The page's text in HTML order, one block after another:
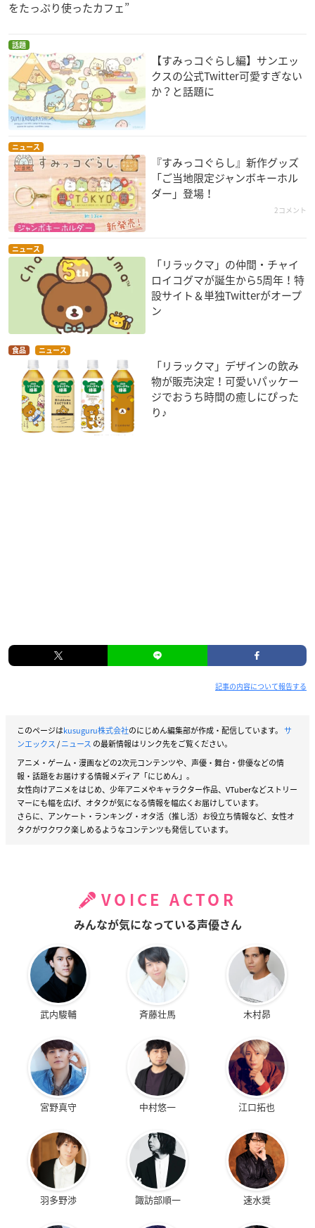
をたっぷり使ったカフェ”
話題
【すみっコぐらし編】サンエッ
クスの公式Twitter可愛すぎない
か？と話題に
ニュース
『すみっコぐらし』新作グッズ
「ご当地限定ジャンボキーホル
ダー」登場！
2コメント
ニュース
「リラックマ」の仲間・チャイ
ロイコグマが誕生から5周年！特
設サイト＆単独Twitterがオープ
ン
食品 ニュース
「リラックマ」デザインの飲み
物が販売決定！可愛いパッケー
ジでおうち時間の癒しにぴった
り♪
記事の内容について報告する
このページはkusuguru株式会社のにじめん編集部が作成・配信しています。 サ
ンエックス/ニュース の最新情報はリンク先をご覧ください。
アニメ・ゲーム・漫画などの2次元コンテンツや、声優・舞台・俳優などの情
報・話題をお届けする情報メディア「にじめん」。
女性向けアニメをはじめ、少年アニメやキャラクター作品、VTuberなどストリー
マーにも幅を広げ、オタクが気になる情報を幅広くお届けしています。
さらに、アンケート・ランキング・オタ活（推し活）お役立ち情報など、女性オ
タクがワクワク楽しめるようなコンテンツも発信しています。
VOICE ACTOR
みんなが気になっている声優さん
武内駿輔 斉藤壮馬 木村昴
宮野真守 中村悠一 江口拓也
羽多野渉 諏訪部順一 速水奨